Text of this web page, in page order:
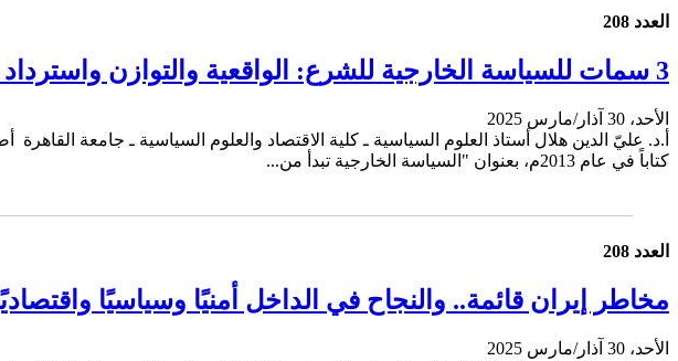
العدد 208
3 سمات للسياسة الخارجية للشرع: الواقعية والتوازن واسترداد عافية الاقتصاد ورفع العقوبات
الأحد، 30 آذار/مارس 2025
أ.د. عليّ الدين هلال أستاذ العلوم السياسية ـ كلية الاقتصاد والعلوم السياسية ـ جامعة
كتاباً في عام 2013م، بعنوان "السياسة الخارجية تبدأ من...
العدد 208
مخاطر إيران قائمة.. والنجاح في الداخل أمنيًا وسياسيًا
الأحد، 30 آذار/مارس 2025